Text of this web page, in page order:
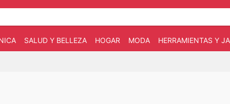
SALUD Y BELLEZA HOGAR MODA HERRAMIENTAS Y